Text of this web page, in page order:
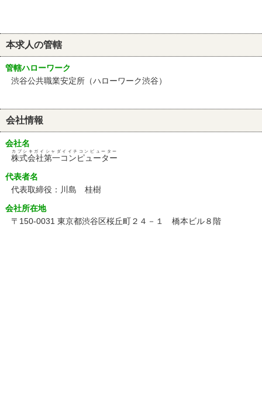
本求人の管轄
管轄ハローワーク
渋谷公共職業安定所（ハローワーク渋谷）
会社情報
会社名
株式会社第一コンピューター
カブシキガイシャダイイチコンピューター
代表者名
代表取締役：川島 桂樹
会社所在地
〒150-0031 東京都渋谷区桜丘町２４－１ 橋本ビル８階